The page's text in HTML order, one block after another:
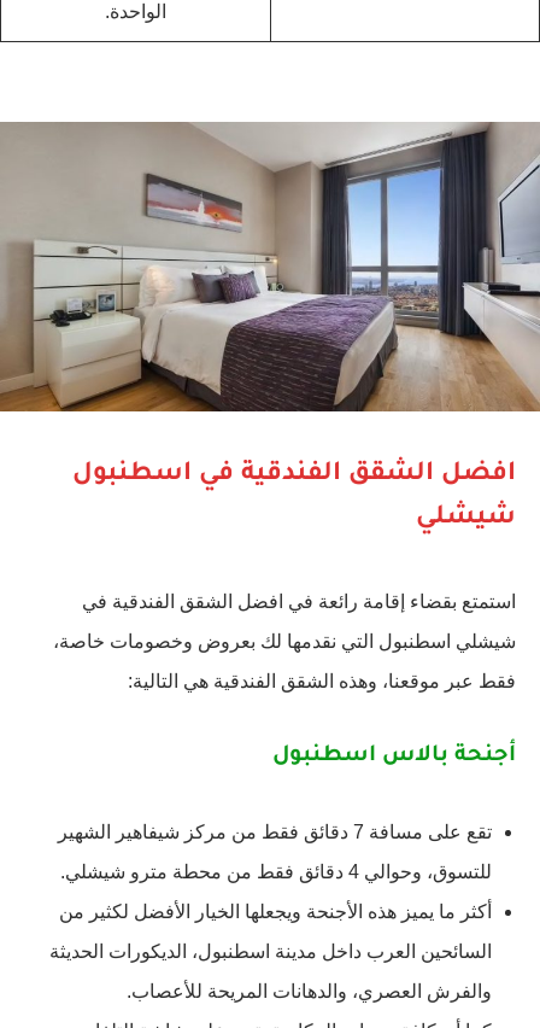
الواحدة.
افضل الشقق الفندقية في اسطنبول
شيشلي
استمتع بقضاء إقامة رائعة في افضل الشقق الفندقية في
شيشلي اسطنبول التي نقدمها لك بعروض وخصومات خاصة،
فقط عبر موقعنا، وهذه الشقق الفندقية هي التالية:
أجنحة بالاس اسطنبول
تقع على مسافة 7 دقائق فقط من مركز شيفاهير الشهير
للتسوق، وحوالي 4 دقائق فقط من محطة مترو شيشلي.
أكثر ما يميز هذه الأجنحة ويجعلها الخيار الأفضل لكثير من
السائحين العرب داخل مدينة اسطنبول، الديكورات الحديثة
والفرش العصري، والدهانات المريحة للأعصاب.